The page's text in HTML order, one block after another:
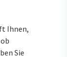
Ihnen,
Sie